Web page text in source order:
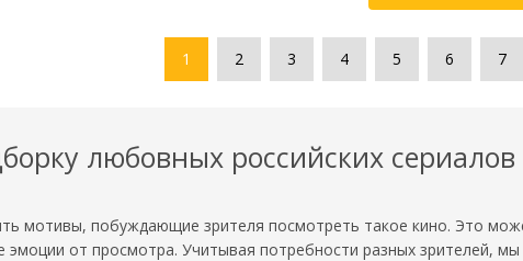
1 2 3 4 5 6 7
любовных российских сериалов
мотивы, побуждающие зрителя посмотреть такое кино. Это
эмоции от просмотра. Учитывая потребности разных зрителей,